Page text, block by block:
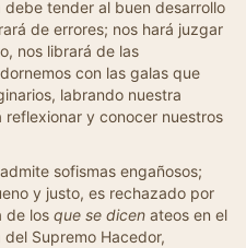
tender al buen desarrollo
de errores; nos hará juzgar
nos librará de las
con las galas que
labrando nuestra
y conocer nuestros
sofismas engañosos;
y justo, es rechazado por
de los que se dicen ateos en el
Supremo Hacedor,